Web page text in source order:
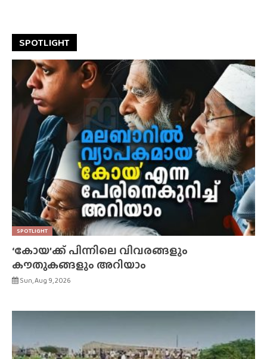
SPOTLIGHT
SPOTLIGHT
‘കോയ’ക്ക് പിന്നിലെ വിവരങ്ങളും
കൗതുകങ്ങളും അറിയാം
Sun, Aug 9, 2026